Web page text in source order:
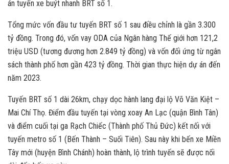
án tuyến xe buýt nhanh BRT số 1.
Tổng mức vốn đầu tư tuyến BRT số 1 sau điều chỉnh là gần 3.300
tỷ đồng. Trong đó, vốn vay ODA của Ngân hàng Thế giới hơn 121,2
triệu USD (tương đương hơn 2.849 tỷ đồng) và vốn đối ứng từ ngân
sách thành phố hơn gần 423 tỷ đồng. Thời gian thực hiện dự án đến
năm 2023.
Tuyến BRT số 1 dài 26km, chạy dọc hành lang đại lộ Võ Văn Kiệt –
Mai Chí Thọ. Điểm đầu tuyến tại vòng xoay An Lạc (quận Bình Tân)
và điểm cuối tại ga Rạch Chiếc (Thành phố Thủ Đức) kết nối với
tuyến metro số 1 (Bến Thành – Suối Tiên). Sau này khi bến xe Miền
Tây mới (huyện Bình Chánh) hoàn thành, lộ trình tuyến sẽ được nối